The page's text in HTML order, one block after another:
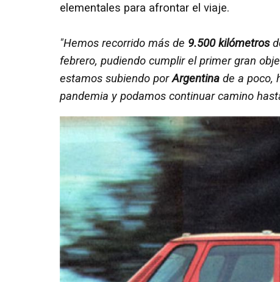
elementales para afrontar el viaje.
"Hemos recorrido más de 9.500 kilómetros
febrero, pudiendo cumplir el primer gran
estamos subiendo porArgentina de a poco,
pandemia y podamos continuar camino